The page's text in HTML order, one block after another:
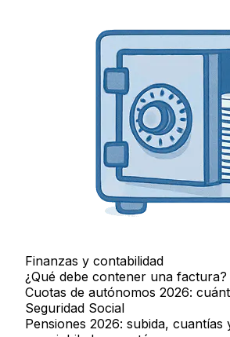
Finanzas y contabilidad
¿Qué debe contener una factura?
Cuotas de autónomos 2026:
Seguridad Social
Pensiones 2026: subida, cuantías